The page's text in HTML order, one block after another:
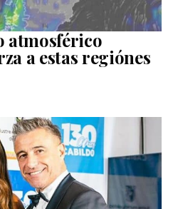
atmosférico
a estas regiónes